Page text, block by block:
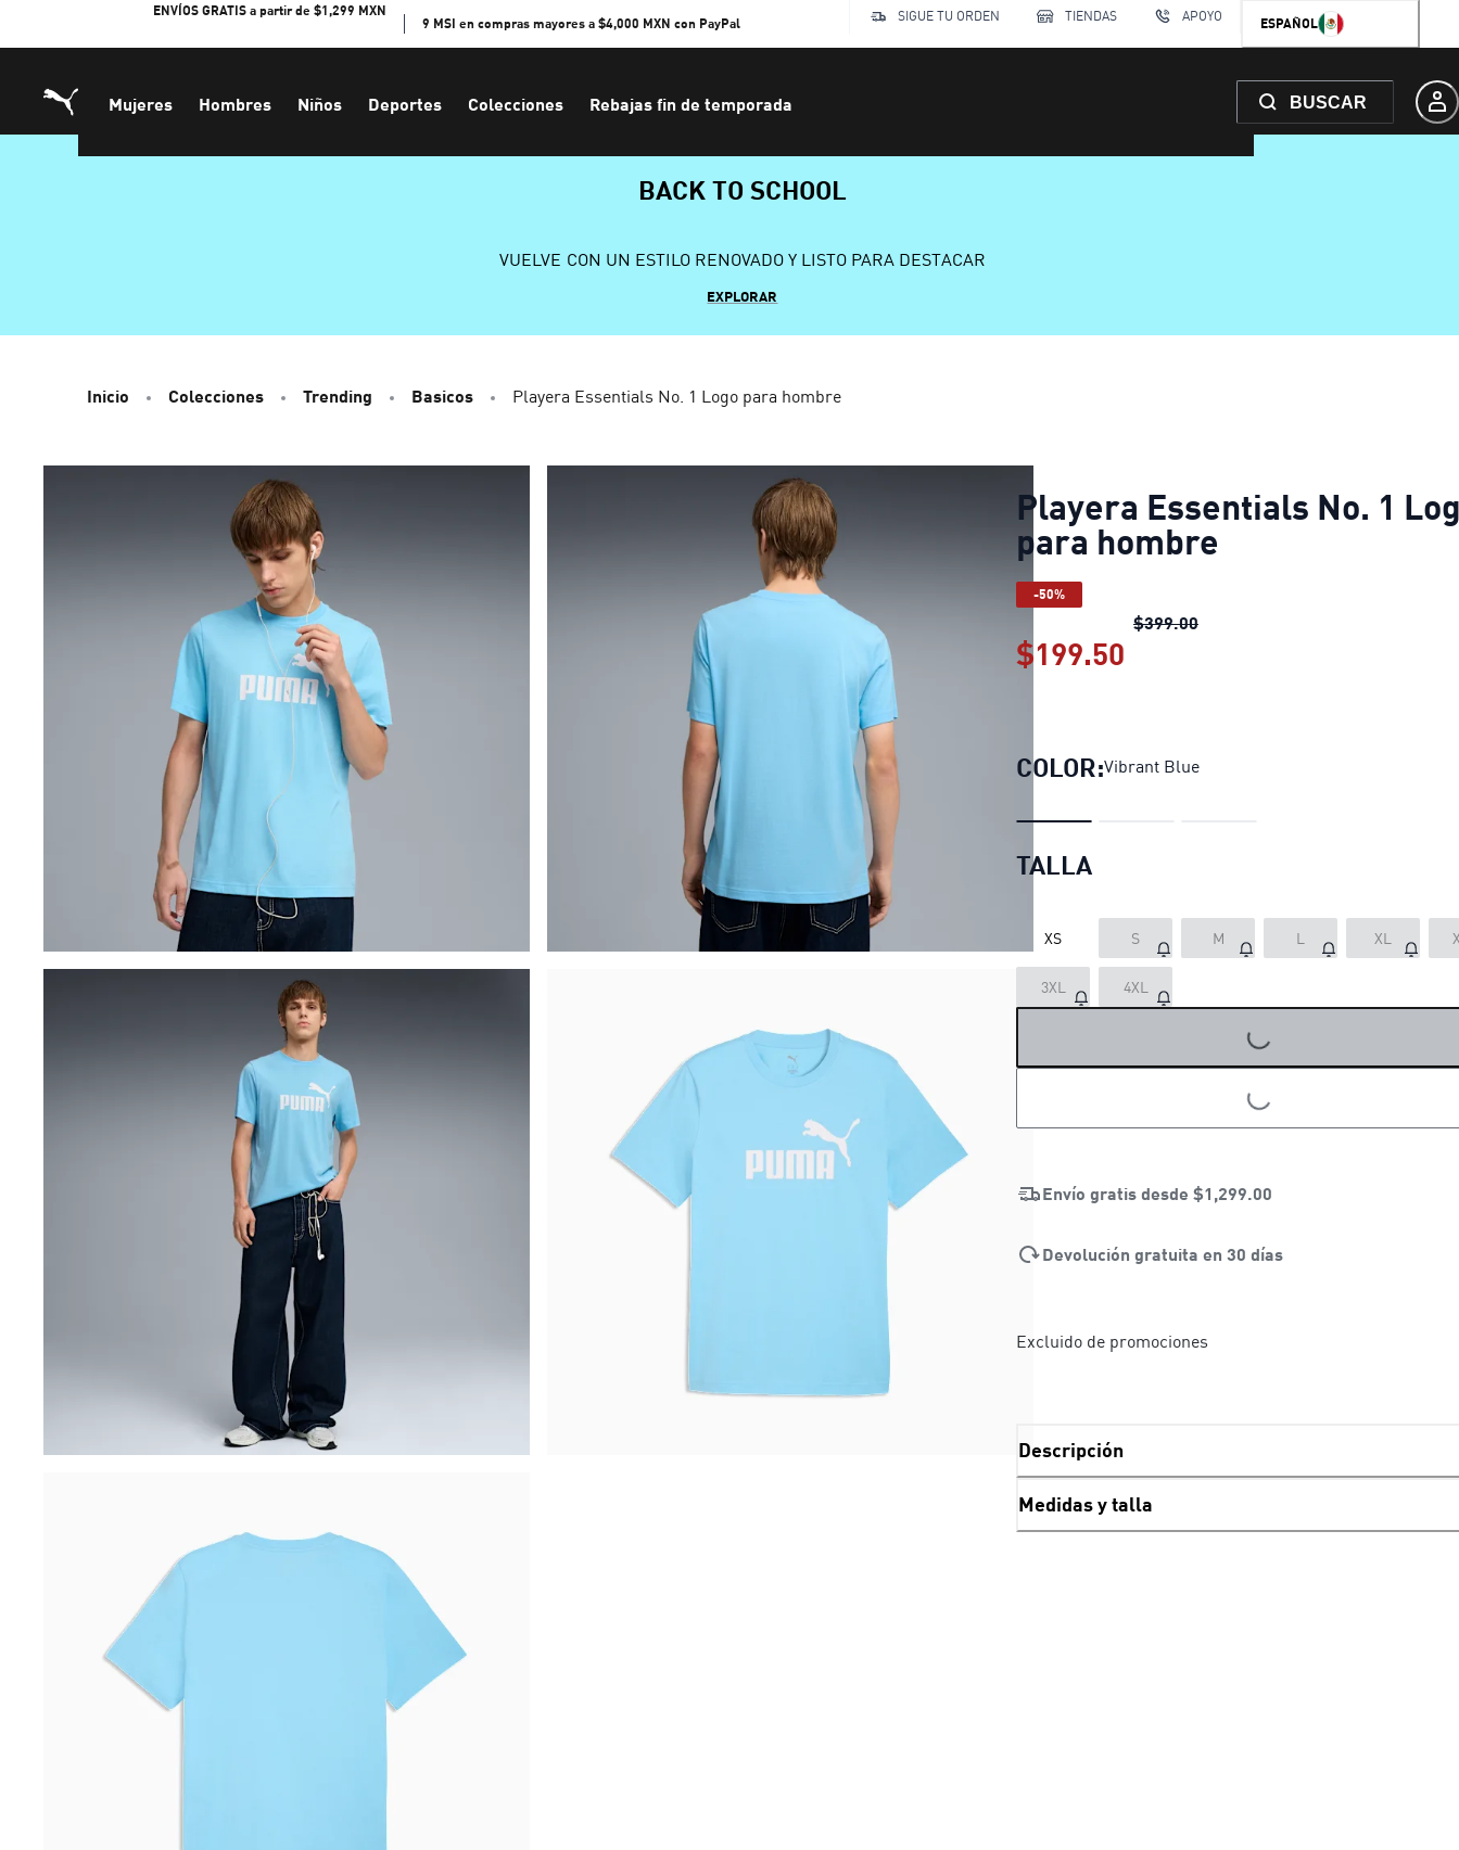
ENVÍOS GRATIS a partir de $1,299 MXN
9 MSI en compras mayores a $4,000 MXN con PayPal
SIGUE TU ORDEN TIENDAS APOYO ESPAÑOL
Mujeres Hombres Niños Deportes Colecciones Rebajas fin de temporada BUSCAR
BACK TO SCHOOL
VUELVE CON UN ESTILO RENOVADO Y LISTO PARA DESTACAR
EXPLORAR
Inicio Colecciones Trending Basicos Playera Essentials No. 1 Logo para hombre
Playera Essentials No. 1
para hombre
-50%
$399.00Playera Essentials No. 1 Logo
$199.50
COLOR:Vibrant Blue
TALLA
XS S M L XL
3XL 4XL
LOADING...
LOADING...
Envío gratis desde $1,299.00
Devolución gratuita en 30 días
Excluido de promociones
Descripción
Medidas y talla